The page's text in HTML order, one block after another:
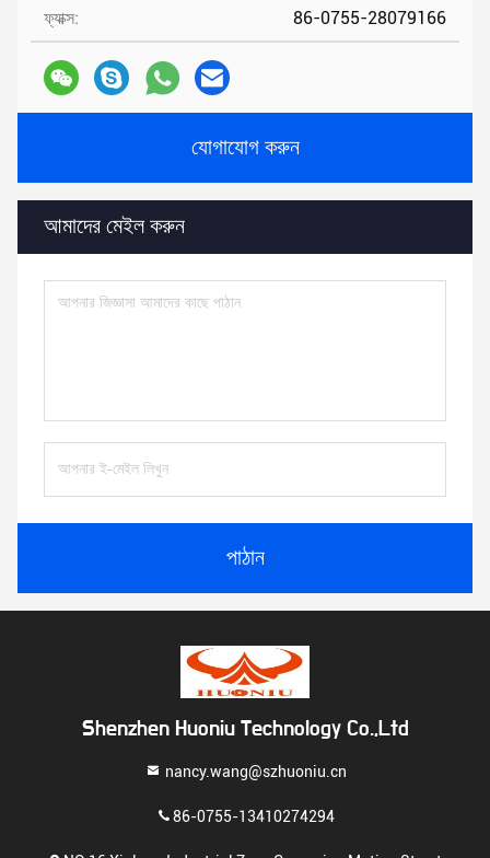
ফ্যাক্স: 86-0755-28079166
যোগাযোগ করুন
আমাদের মেইল ​​করুন
পাঠান
Shenzhen Huoniu Technology Co.,Ltd
nancy.wang@szhuoniu.cn
86-0755-13410274294